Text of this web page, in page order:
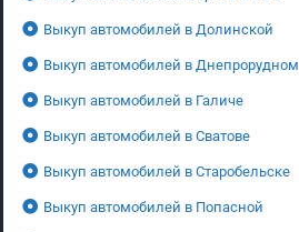
Выкуп автомобилей в Долинской
Выкуп автомобилей в Днепрорудном
Выкуп автомобилей в Галиче
Выкуп автомобилей в Сватове
Выкуп автомобилей в Старобельске
Выкуп автомобилей в Попасной